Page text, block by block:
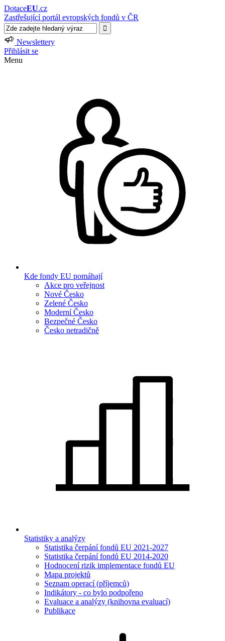
DotaceEU.cz
Zastřešující portál evropských fondů v ČR
Newslettery
Přihlásit se
Menu
Kde fondy EU pomáhají
Akce pro veřejnost
Nové Česko
Zelené Česko
Moderní Česko
Bezpečné Česko
Česko netradičně
Statistiky a analýzy
Statistika čerpání fondů EU 2021-2027
Statistika čerpání fondů EU 2014-2020
Hodnocení rizik implementace fondů EU
Mapa projektů
Seznam operací (příjemců)
Indikátory - co bylo podpořeno
Evaluace a analýzy (knihovna evaluací)
Publikace